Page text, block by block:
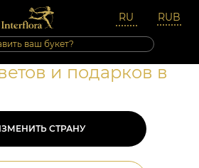
дни
и подарков в
СТРАНУ